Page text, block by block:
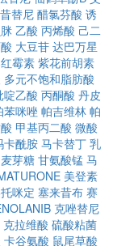
替尼 醋氯芬酸 诱
乙酸 丙烯酸 己二
大豆苷 达巴万星
霉素 紫花前胡素
多元不饱和脂肪酸
啶乙酸 丙酮酸 丹皮
苯咪唑 帕吉维林 帕
甲基丙二酸 微酸
卡酰胺 马卡替丁 乳
麦芽糖 甘氨酸锰 马
美登素
咪定 塞来昔布 赛
克唑替尼
克拉维酸 硫酸粘菌
卡谷氨酸 鼠尾草酸